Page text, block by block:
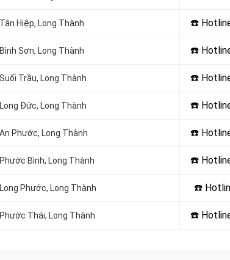
Hiệp, Long Thành ☎️
Sơn, Long Thành ☎️
Trầu, Long Thành ☎️
Đức, Long Thành ☎️
Phước, Long Thành ☎️
Bình, Long Thành ☎️
Phước, Long Thành ☎️
Thái, Long Thành ☎️